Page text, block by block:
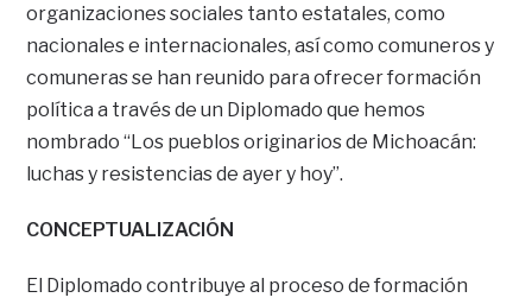
organizaciones sociales tanto estatales, como
nacionales e internacionales, así como comuneros y
comuneras se han reunido para ofrecer formación
política a través de un Diplomado que hemos
nombrado “Los pueblos originarios de Michoacán:
luchas y resistencias de ayer y hoy”.
CONCEPTUALIZACIÓN
El Diplomado contribuye al proceso de formación